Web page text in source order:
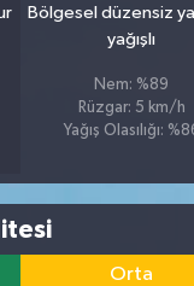
Bölgesel düzensiz
yağışlı
Nem: %89
Rüzgar: 5 km/h
Yağış Olasılığı:
Orta